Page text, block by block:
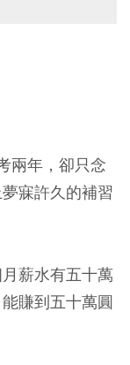
兩年，卻只念
寐許久的補習
薪水有五十萬
賺到五十萬圓